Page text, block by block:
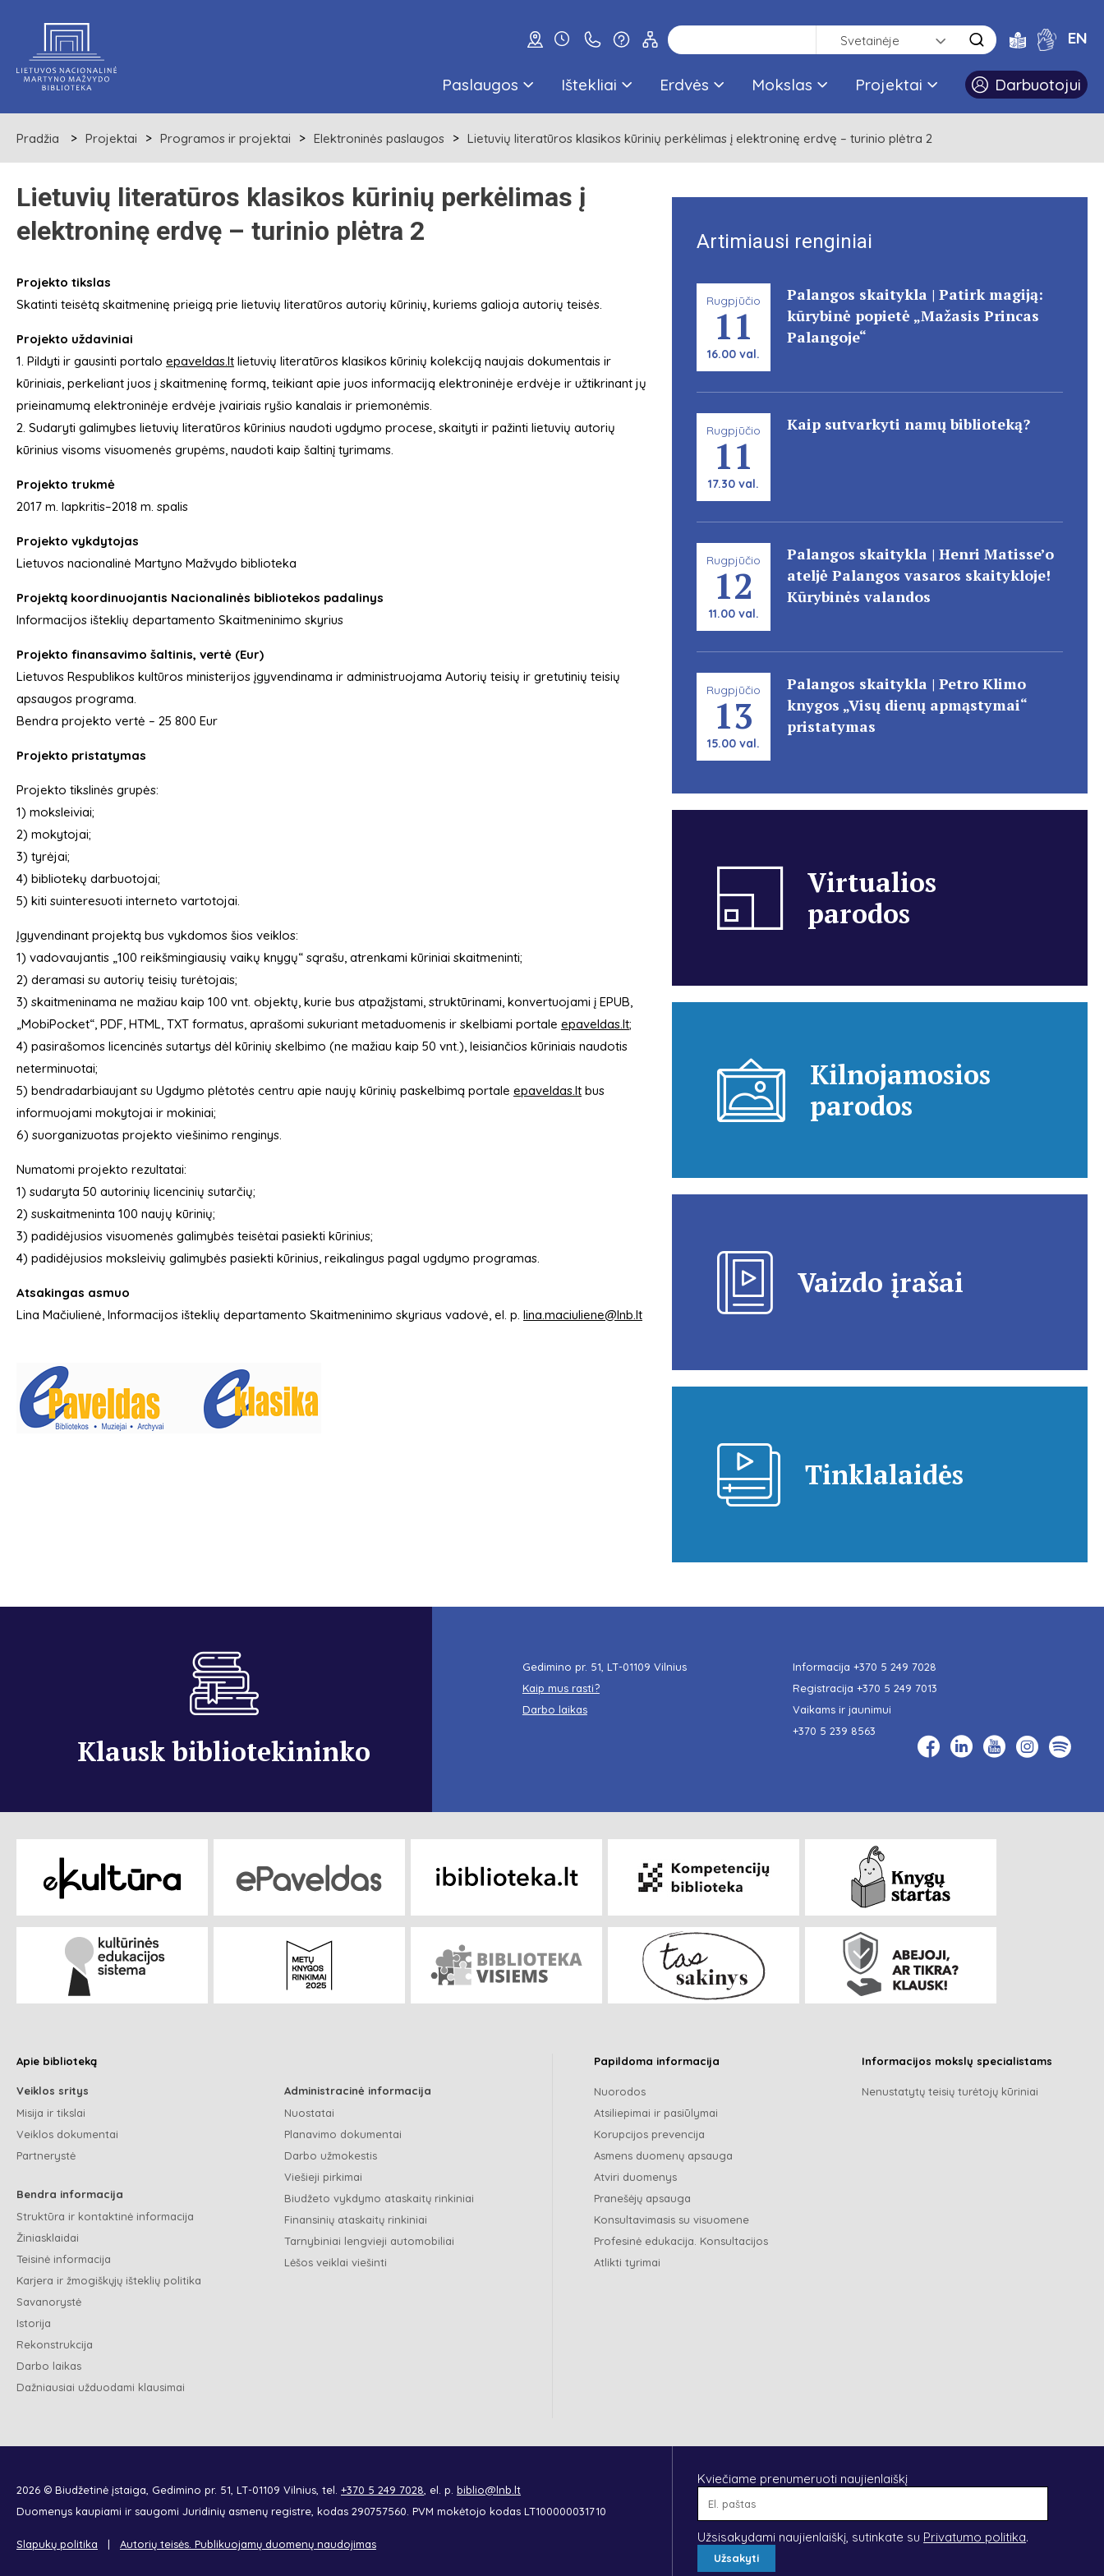
Svetainėje EN
Paslaugos Ištekliai Erdvės Mokslas Projektai Darbuotojui
Pradžia Projektai Programos ir projektai Elektroninės paslaugos Lietuvių literatūros klasikos kūrinių perkėlimas į elektroninę erdvę – turinio plėtra 2
Lietuvių literatūros klasikos kūrinių perkėlimas į
elektroninę erdvę – turinio plėtra 2
Projekto tikslas
Skatinti teisėtą skaitmeninę prieigą prie lietuvių literatūros autorių kūrinių, kuriems galioja autorių teisės.
Projekto uždaviniai
1. Pildyti ir gausinti portalo epaveldas.lt lietuvių literatūros klasikos kūrinių kolekciją naujais dokumentais ir
kūriniais, perkeliant juos į skaitmeninę formą, teikiant apie juos informaciją elektroninėje erdvėje ir užtikrinant jų
prieinamumą elektroninėje erdvėje įvairiais ryšio kanalais ir priemonėmis.
2. Sudaryti galimybes lietuvių literatūros kūrinius naudoti ugdymo procese, skaityti ir pažinti lietuvių autorių
kūrinius visoms visuomenės grupėms, naudoti kaip šaltinį tyrimams.
Projekto trukmė
2017 m. lapkritis–2018 m. spalis
Projekto vykdytojas
Lietuvos nacionalinė Martyno Mažvydo biblioteka
Projektą koordinuojantis Nacionalinės bibliotekos padalinys
Informacijos išteklių departamento Skaitmeninimo skyrius
Projekto finansavimo šaltinis, vertė (Eur)
Lietuvos Respublikos kultūros ministerijos įgyvendinama ir administruojama Autorių teisių ir gretutinių teisių
apsaugos programa.
Bendra projekto vertė – 25 800 Eur
Projekto pristatymas
Projekto tikslinės grupės:
1) moksleiviai;
2) mokytojai;
3) tyrėjai;
4) bibliotekų darbuotojai;
5) kiti suinteresuoti interneto vartotojai.
Įgyvendinant projektą bus vykdomos šios veiklos:
1) vadovaujantis „100 reikšmingiausių vaikų knygų“ sąrašu, atrenkami kūriniai skaitmeninti;
2) deramasi su autorių teisių turėtojais;
3) skaitmeninama ne mažiau kaip 100 vnt. objektų, kurie bus atpažįstami, struktūrinami, konvertuojami į EPUB,
„MobiPocket“, PDF, HTML, TXT formatus, aprašomi sukuriant metaduomenis ir skelbiami portale epaveldas.lt;
4) pasirašomos licencinės sutartys dėl kūrinių skelbimo (ne mažiau kaip 50 vnt.), leisiančios kūriniais naudotis
neterminuotai;
5) bendradarbiaujant su Ugdymo plėtotės centru apie naujų kūrinių paskelbimą portale epaveldas.lt bus
informuojami mokytojai ir mokiniai;
6) suorganizuotas projekto viešinimo renginys.
Numatomi projekto rezultatai:
1) sudaryta 50 autorinių licencinių sutarčių;
2) suskaitmeninta 100 naujų kūrinių;
3) padidėjusios visuomenės galimybės teisėtai pasiekti kūrinius;
4) padidėjusios moksleivių galimybės pasiekti kūrinius, reikalingus pagal ugdymo programas.
Atsakingas asmuo
Lina Mačiulienė, Informacijos išteklių departamento Skaitmeninimo skyriaus vadovė, el. p. lina.maciuliene@lnb.lt
Artimiausi renginiai
Rugpjūčio
11
16.00 val.
Palangos skaitykla | Patirk magiją:
kūrybinė popietė „Mažasis Princas
Palangoje“
Rugpjūčio
11
17.30 val.
Kaip sutvarkyti namų biblioteką?
Rugpjūčio
12
11.00 val.
Palangos skaitykla | Henri Matisse’o
ateljė Palangos vasaros skaitykloje!
Kūrybinės valandos
Rugpjūčio
13
15.00 val.
Palangos skaitykla | Petro Klimo
knygos „Visų dienų apmąstymai“
pristatymas
Virtualios
parodos
Kilnojamosios
parodos
Vaizdo įrašai
Tinklalaidės
Klausk bibliotekininko
Gedimino pr. 51, LT-01109 Vilnius
Kaip mus rasti?
Darbo laikas
Informacija +370 5 249 7028
Registracija +370 5 249 7013
Vaikams ir jaunimui
+370 5 239 8563
Apie biblioteką
Veiklos sritys
Misija ir tikslai
Veiklos dokumentai
Partnerystė
Bendra informacija
Struktūra ir kontaktinė informacija
Žiniasklaidai
Teisinė informacija
Karjera ir žmogiškųjų išteklių politika
Savanorystė
Istorija
Rekonstrukcija
Darbo laikas
Dažniausiai užduodami klausimai
Administracinė informacija
Nuostatai
Planavimo dokumentai
Darbo užmokestis
Viešieji pirkimai
Biudžeto vykdymo ataskaitų rinkiniai
Finansinių ataskaitų rinkiniai
Tarnybiniai lengvieji automobiliai
Lėšos veiklai viešinti
Papildoma informacija
Nuorodos
Atsiliepimai ir pasiūlymai
Korupcijos prevencija
Asmens duomenų apsauga
Atviri duomenys
Pranešėjų apsauga
Konsultavimasis su visuomene
Profesinė edukacija. Konsultacijos
Atlikti tyrimai
Informacijos mokslų specialistams
Nenustatytų teisių turėtojų kūriniai
2026 © Biudžetinė įstaiga, Gedimino pr. 51, LT-01109 Vilnius, tel. +370 5 249 7028 , el. p. biblio@lnb.lt
Duomenys kaupiami ir saugomi Juridinių asmenų registre, kodas 290757560. PVM mokėtojo kodas LT100000031710
Slapukų politika Autorių teisės. Publikuojamų duomenų naudojimas
Kviečiame prenumeruoti naujienlaiškį
Užsisakydami naujienlaiškį, sutinkate su Privatumo politika.